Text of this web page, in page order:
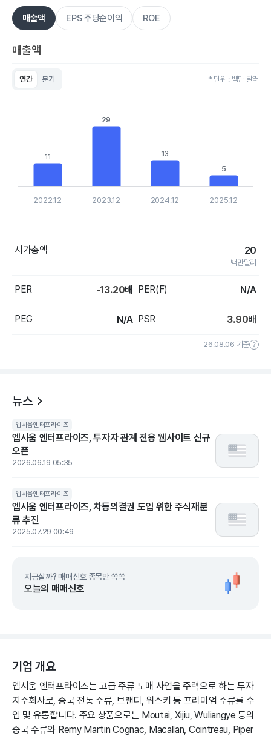
매출액 EPS 주당순이익 ROE
매출액
연간 분기 * 단위 : 백만 달러
View as data table, Chart
The chart has 1 X axis displaying categories.
11
11
29
29
13
13
5
5
2022.12 2023.12 2024.12 2025.12
시가총액 20
백만달러
PER -13.20배 PER(F) N/A
PEG N/A PSR 3.90배
26.08.06 기준
뉴스
엡시움엔터프라이즈
엡시움 엔터프라이즈, 투자자 관계 전용 웹사이트 신규
오픈
2026.06.19 05:35
엡시움엔터프라이즈
엡시움 엔터프라이즈, 차등의결권 도입 위한 주식재분
류 추진
2025.07.29 00:49
지금살까? 매매신호 종목만 쏙쏙
오늘의 매매신호
기업 개요
엡시움 엔터프라이즈는 고급 주류 도매 사업을 주력으로 하는 투자
지주회사로, 중국 전통 주류, 브랜디, 위스키 등 프리미엄 주류를 수
입 및 유통합니다. 주요 상품으로는 Moutai, Xijiu, Wuliangye 등의
중국 주류와 Remy Martin Cognac, Macallan, Cointreau, Piper